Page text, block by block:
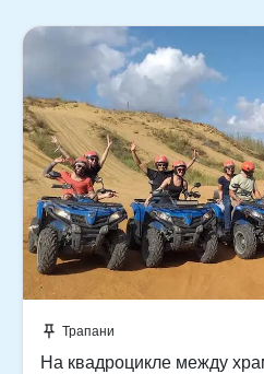
push_pin Трапани
На квадроцикле между